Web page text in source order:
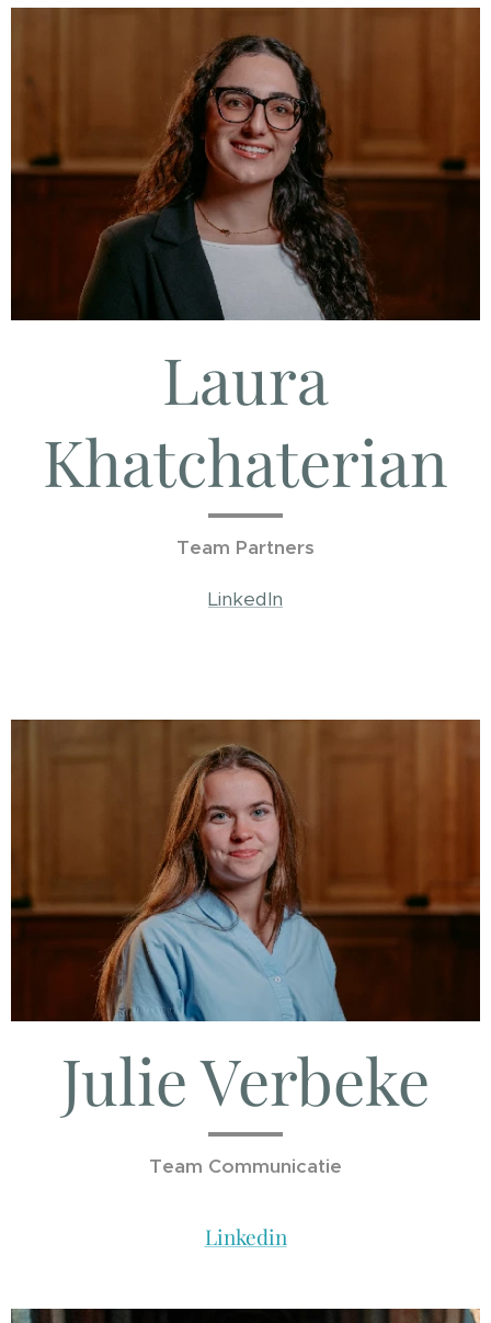
Laura
Khatchaterian
Team Partners
LinkedIn
Julie Verbeke
Team Communicatie
Linkedin